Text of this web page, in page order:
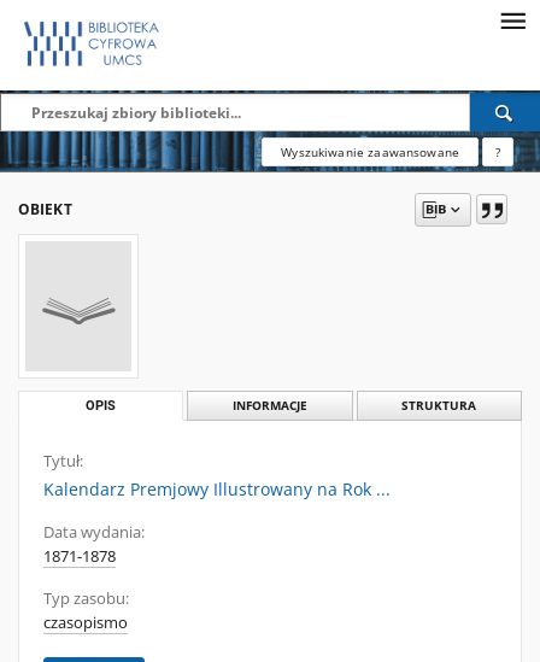
Wyszukiwanie zaawansowane ?
OBIEKT
OPIS INFORMACJE STRUKTURA
Tytuł:
Kalendarz Premjowy Illustrowany na Rok ...
Data wydania:
1871-1878
Typ zasobu:
czasopismo